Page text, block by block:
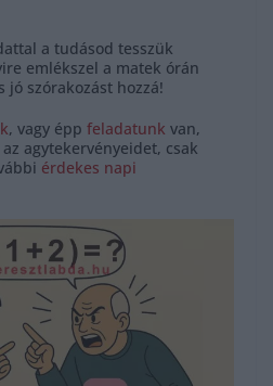
a tudásod tesszük
emlékszel a matek órán
jó szórakozást hozzá!
, vagy épp feladatunk van,
agytekervényeidet, csak
érdekes napi